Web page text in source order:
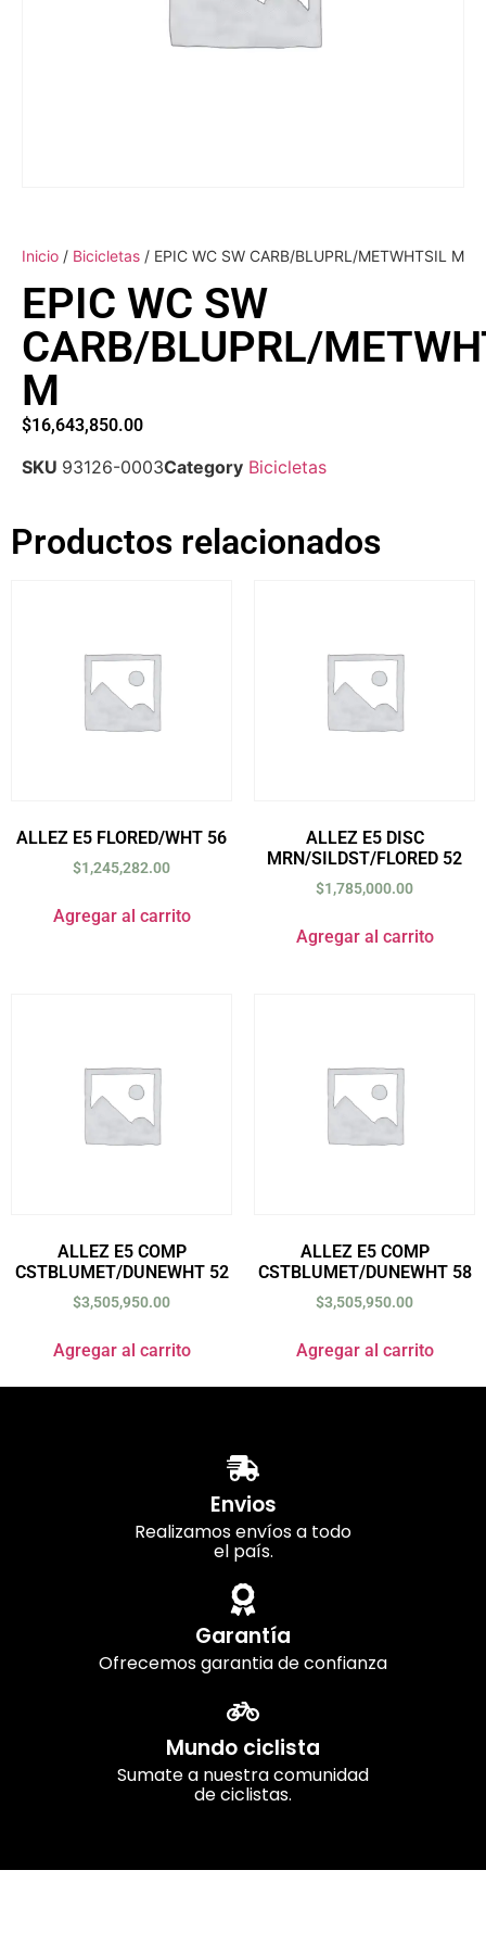
Inicio / Bicicletas / EPIC WC SW CARB/BLUPRL/METWHTSIL M
EPIC WC SW
CARB/BLUPRL/
M
$16,643,850.00
SKU 93126-0003Category Bicicletas
Productos relacionados
ALLEZ E5 FLORED/WHT 56
$1,245,282.00
Agregar al carrito
ALLEZ E5 DISC
MRN/SILDST/FLORED 52
$1,785,000.00
Agregar al carrito
ALLEZ E5 COMP
CSTBLUMET/DUNEWHT 52
$3,505,950.00
Agregar al carrito
ALLEZ E5 COMP
CSTBLUMET/DUNEWHT 58
$3,505,950.00
Agregar al carrito
Envios
Realizamos envíos a todo
el país.
Garantía
Ofrecemos garantia de confianza
Mundo ciclista
Sumate a nuestra comunidad
de ciclistas.